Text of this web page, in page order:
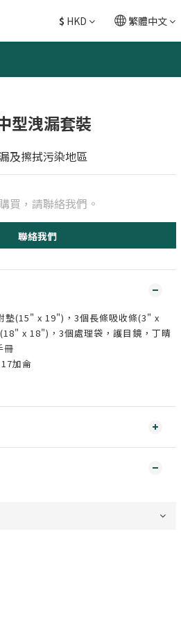
$ HKD 繁體中文
型洩漏套裝
及擦拭污染地區
買，請聯絡我們。
聯絡我們
墊(15" x 19")，3個長條吸收條(3" x
x 18")，3個處理袋，護目鏡，丁晴
冊
加侖